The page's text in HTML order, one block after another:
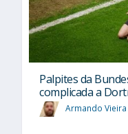
Palpites da
complicada a
Armando Vieira